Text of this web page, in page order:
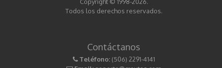
Copyright © 1998-2026.
Todos los derechos reservados.
Contáctanos
Teléfono: (506) 2291-4141